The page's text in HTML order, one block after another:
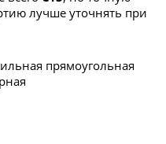
лучше уточнять при
прямоугольная